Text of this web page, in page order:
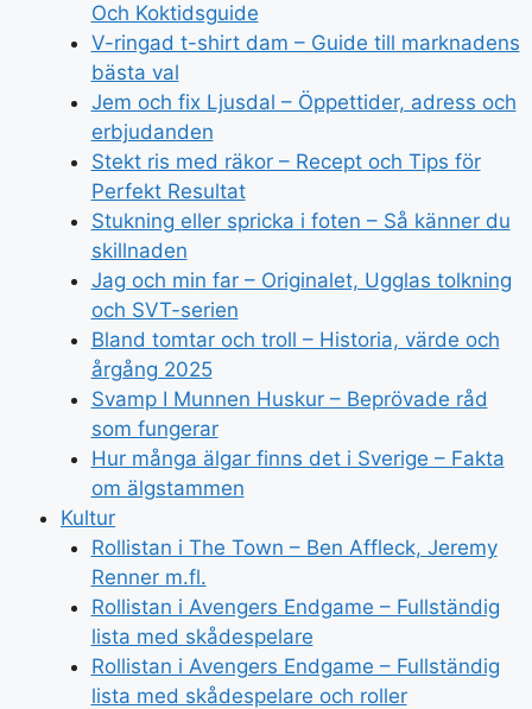
Och Koktidsguide
V-ringad t-shirt dam – Guide till marknadens
bästa val
Jem och fix Ljusdal – Öppettider, adress och
erbjudanden
Stekt ris med räkor – Recept och Tips för
Perfekt Resultat
Stukning eller spricka i foten – Så känner du
skillnaden
Jag och min far – Originalet, Ugglas tolkning
och SVT-serien
Bland tomtar och troll – Historia, värde och
årgång 2025
Svamp I Munnen Huskur – Beprövade råd
som fungerar
Hur många älgar finns det i Sverige – Fakta
om älgstammen
Kultur
Rollistan i The Town – Ben Affleck, Jeremy
Renner m.fl.
Rollistan i Avengers Endgame – Fullständig
lista med skådespelare
Rollistan i Avengers Endgame – Fullständig
lista med skådespelare och roller